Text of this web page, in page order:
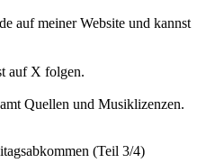
auf meiner Website und kannst
auf X folgen.
Quellen und Musiklizenzen.
(Teil 3/4)